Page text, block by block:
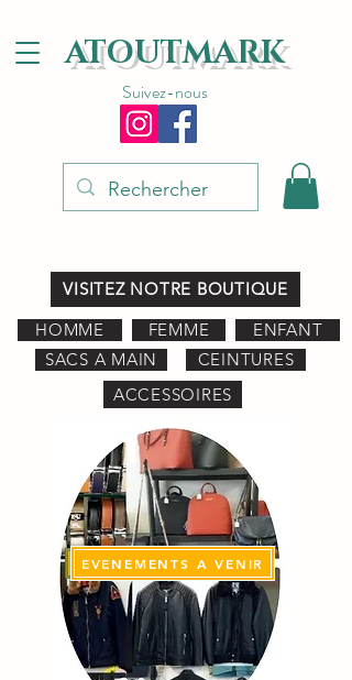
ATOUTMARK
Suivez-nous
VISITEZ NOTRE BOUTIQUE
HOMME
FEMME
ENFANT
SACS A MAIN
CEINTURES
ACCESSOIRES
EVENEMENTS A VENIR